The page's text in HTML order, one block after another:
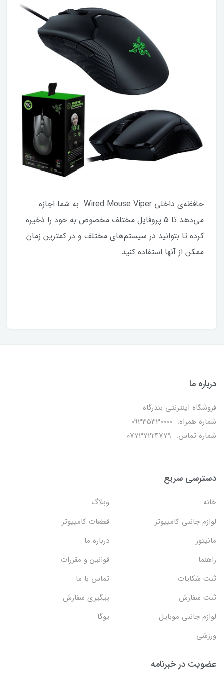
حافظه‌ی داخلی Wired Mouse Viper به شما اجازه
می‌دهد تا 5 پروفایل مختلف مخصوص به خود را ذخیره
کرده تا بتوانید در سیستم‌های مختلف و در کمترین زمان
ممکن از آنها استفاده کنید.
درباره ما
فروشگاه اینترنتی بندرگاه
شماره همراه: 09335330000
شماره تماس: 07737224779
دسترسی سریع
خانه
وبلاگ
لوازم جانبی کامپیوتر
قطعات کامپیوتر
مانیتور
درباره ما
راهنما
قوانین و مقررات
ثبت شکایات
تماس با ما
ثبت سفارش
پیگیری سفارش
لوازم جانبی موبایل
یوگا
ورزشی
عضویت در خبرنامه